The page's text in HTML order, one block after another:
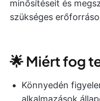
minősítéseit és
szükséges
🌟 Miért fog
Könnyedén
alkalmazások